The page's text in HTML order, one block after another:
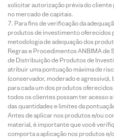
solicitar autorização prévia do cliente
no mercado de capitais.
Para fins de verificação da
produtos de investimento oferecidos
metodologia de adequação dos
Regras e Procedimentos ANBIMA de
de Distribuição de Produtos de
atribuir uma pontuação máxima de
(conservador, moderado e
para cada um dos produtos
todos os clientes possam ter acesso
das quantidades e limites da
Antes de aplicar nos produtos e/ou
material, é importante que você
comporta a aplicação nos produtos